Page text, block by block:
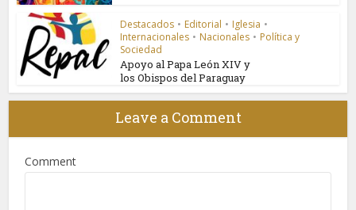
Destacados • Editorial • Iglesia •
Internacionales • Nacionales • Política y
Sociedad
Apoyo al Papa León XIV y
los Obispos del Paraguay
Leave a Comment
Comment